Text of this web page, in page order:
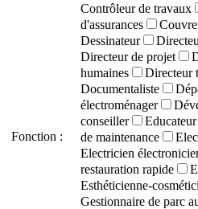
Fonction :
Contrôleur de travaux
d'assurances
Dessinateur
Directeur de projet
humaines
Directeur
Documentaliste
électroménager
conseiller
de maintenance
Electricien
restauration rapide
Esthéticienne-
Gestionnaire de parc